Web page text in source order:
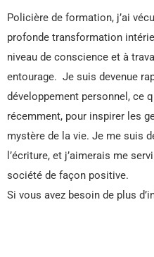
Policière de formation, j’ai
profonde transformation
niveau de conscience et à
entourage. Je suis devenue
développement personnel, ce
récemment, pour inspirer les
mystère de la vie. Je me suis
l’écriture, et j’aimerais me
société de façon positive.
Si vous avez besoin de plus